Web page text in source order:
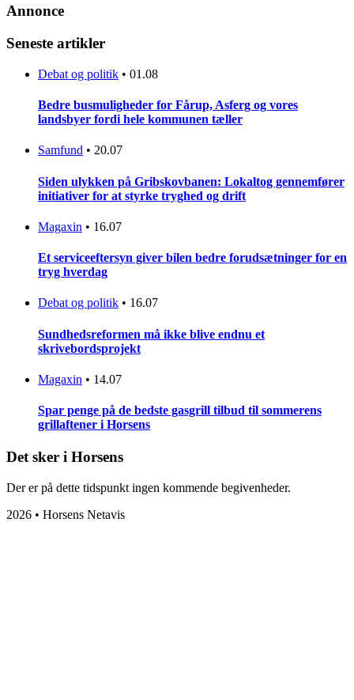
Annonce
Seneste artikler
Debat og politik • 01.08
Bedre busmuligheder for Fårup, Asferg og vores
landsbyer fordi hele kommunen tæller
Samfund • 20.07
Siden ulykken på Gribskovbanen: Lokaltog gennemfører
initiativer for at styrke tryghed og drift
Magaxin • 16.07
Et serviceeftersyn giver bilen bedre forudsætninger for en
tryg hverdag
Debat og politik • 16.07
Sundhedsreformen må ikke blive endnu et
skrivebordsprojekt
Magaxin • 14.07
Spar penge på de bedste gasgrill tilbud til sommerens
grillaftener i Horsens
Det sker i Horsens
Der er på dette tidspunkt ingen kommende begivenheder.
2026 • Horsens Netavis